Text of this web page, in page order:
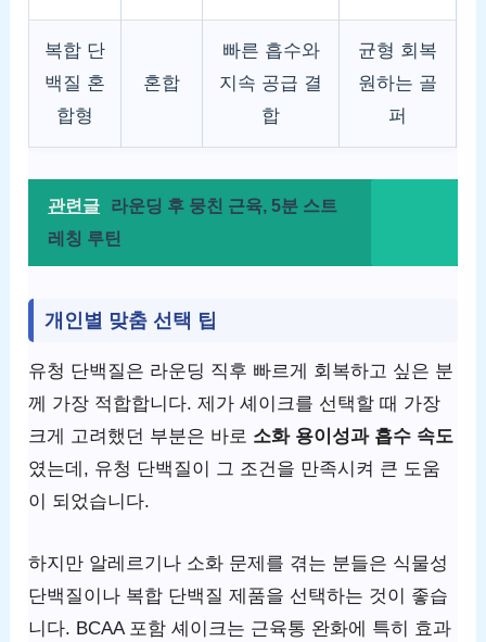
복합 단
백질 혼
합형
혼합
빠른 흡수와
지속 공급 결
합
균형 회복
원하는 골
퍼
관련글
라운딩 후 뭉친 근육, 5분 스트
레칭 루틴
개인별 맞춤 선택 팁
유청 단백질은 라운딩 직후 빠르게 회복하고 싶은 분
께 가장 적합합니다. 제가 셰이크를 선택할 때 가장
크게 고려했던 부분은 바로 소화 용이성과 흡수 속도
였는데, 유청 단백질이 그 조건을 만족시켜 큰 도움
이 되었습니다.
하지만 알레르기나 소화 문제를 겪는 분들은 식물성
단백질이나 복합 단백질 제품을 선택하는 것이 좋습
니다. BCAA 포함 셰이크는 근육통 완화에 특히 효과